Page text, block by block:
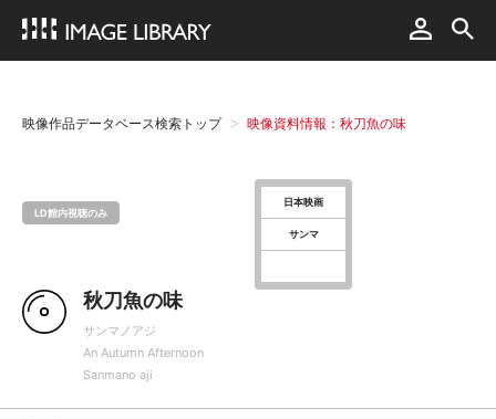
映像作品データベース検索トップ 映像資料情報：秋刀魚の味
LD館内視聴のみ
日本映画
サンマ
秋刀魚の味
サンマノアジ
An Autumn Afternoon
Sanmano aji